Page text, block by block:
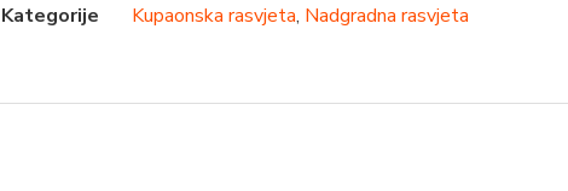
Kategorije
Kupaonska rasvjeta, Nadgradna rasvjeta